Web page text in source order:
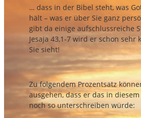
… dass in der Bibel steht, was
hält – was er über Sie ganz
gibt da einige aufschlussreiche
Jesaja 43,1-7 wird er schon sehr
Sie sieht!
Zu folgendem Prozentsatz
ausgehen, dass er das in
noch so unterschreiben würde: